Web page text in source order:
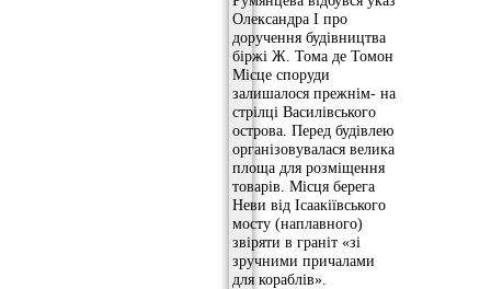
Олександра I про
доручення будівництва
біржі Ж. Тома де Томон
Місце споруди
залишалося прежнім- на
стрілці Василівського
острова. Перед будівлею
організовувалася велика
площа для розміщення
товарів. Місця берега
Неви від Ісаакіївського
мосту (наплавного)
звіряти в граніт «зі
зручними причалами
для кораблів».